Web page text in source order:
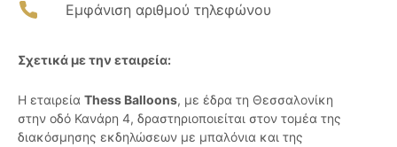
Εμφάνιση αριθμού τηλεφώνου
Σχετικά με την εταιρεία:
Η εταιρεία Thess Balloons, με έδρα τη Θεσσαλονίκη
στην οδό Κανάρη 4, δραστηριοποιείται στον τομέα της
διακόσμησης εκδηλώσεων με μπαλόνια και της